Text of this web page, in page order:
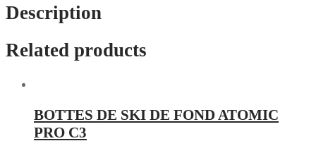
Description
Related products
BOTTES DE SKI DE FOND ATOMIC
PRO C3